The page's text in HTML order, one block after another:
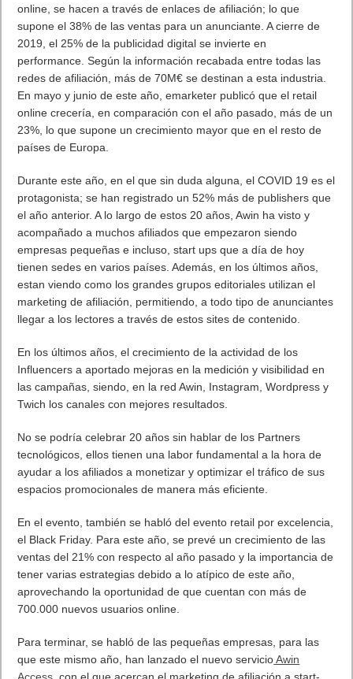
online, se hacen a través de enlaces de afiliación; lo que
supone el 38% de las ventas para un anunciante. A cierre de
2019, el 25% de la publicidad digital se invierte en
performance. Según la información recabada entre todas las
redes de afiliación, más de 70M€ se destinan a esta industria.
En mayo y junio de este año, emarketer publicó que el retail
online crecería, en comparación con el año pasado, más de un
23%, lo que supone un crecimiento mayor que en el resto de
países de Europa.
Durante este año, en el que sin duda alguna, el COVID 19 es el
protagonista; se han registrado un 52% más de publishers que
el año anterior. A lo largo de estos 20 años, Awin ha visto y
acompañado a muchos afiliados que empezaron siendo
empresas pequeñas e incluso, start ups que a día de hoy
tienen sedes en varios países. Además, en los últimos años,
estan viendo como los grandes grupos editoriales utilizan el
marketing de afiliación, permitiendo, a todo tipo de anunciantes
llegar a los lectores a través de estos sites de contenido.
En los últimos años, el crecimiento de la actividad de los
Influencers a aportado mejoras en la medición y visibilidad en
las campañas, siendo, en la red Awin, Instagram, Wordpress y
Twich los canales con mejores resultados.
No se podría celebrar 20 años sin hablar de los Partners
tecnológicos, ellos tienen una labor fundamental a la hora de
ayudar a los afiliados a monetizar y optimizar el tráfico de sus
espacios promocionales de manera más eficiente.
En el evento, también se habló del evento retail por excelencia,
el Black Friday. Para este año, se prevé un crecimiento de las
ventas del 21% con respecto al año pasado y la importancia de
tener varias estrategias debido a lo atípico de este año,
aprovechando la oportunidad de que cuentan con más de
700.000 nuevos usuarios online.
Para terminar, se habló de las pequeñas empresas, para las
que este mismo año, han lanzado el nuevo servicioAwin